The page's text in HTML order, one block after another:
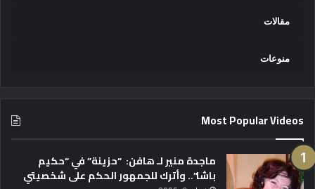
مقالات
منوعات
Most Popular Videos
ماجدة منير لـ هافن: “حزينة” في “حكيم
باشا”.. وأترك للجمهور الحكم على شخصيتي